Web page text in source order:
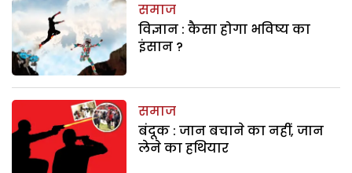
समाज
विज्ञान : कैसा होगा भविष्य का
इंसान ?
समाज
बंदूक : जान बचाने का नहीं, जान
लेने का हथियार